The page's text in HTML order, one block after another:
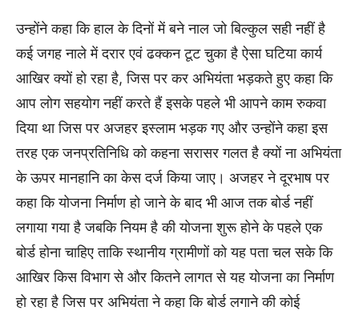
उन्होंने कहा कि हाल के दिनों में बने नाल जो बिल्कुल सही नहीं है
कई जगह नाले में दरार एवं ढक्कन टूट चुका है ऐसा घटिया कार्य
आखिर क्यों हो रहा है, जिस पर कर अभियंता भड़कते हुए कहा कि
आप लोग सहयोग नहीं करते हैं इसके पहले भी आपने काम रुकवा
दिया था जिस पर अजहर इस्लाम भड़क गए और उन्होंने कहा इस
तरह एक जनप्रतिनिधि को कहना सरासर गलत है क्यों ना अभियंता
के ऊपर मानहानि का केस दर्ज किया जाए। अजहर ने दूरभाष पर
कहा कि योजना निर्माण हो जाने के बाद भी आज तक बोर्ड नहीं
लगाया गया है जबकि नियम है की योजना शुरू होने के पहले एक
बोर्ड होना चाहिए ताकि स्थानीय ग्रामीणों को यह पता चल सके कि
आखिर किस विभाग से और कितने लागत से यह योजना का निर्माण
हो रहा है जिस पर अभियंता ने कहा कि बोर्ड लगाने की कोई